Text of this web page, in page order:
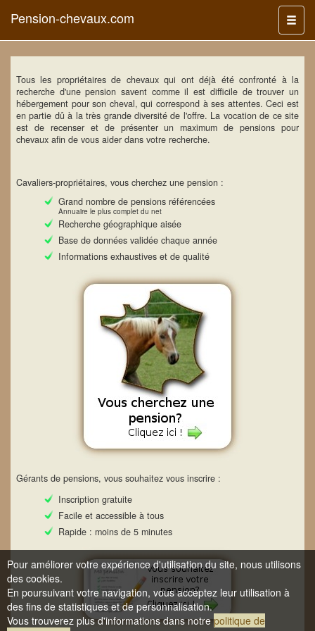
Menu
Pension-chevaux.com
Tous les propriétaires de chevaux qui ont déjà été confronté à la
recherche d'une pension savent comme il est difficile de trouver un
hébergement pour son cheval, qui correspond à ses attentes. Ceci est
en partie dû à la très grande diversité de l'offre. La vocation de ce site
est de recenser et de présenter un maximum de pensions pour
chevaux afin de vous aider dans votre recherche.
Cavaliers-propriétaires, vous cherchez une pension :
Grand nombre de pensions référencées
Annuaire le plus complet du net
Recherche géographique aisée
Base de données validée chaque année
Informations exhaustives et de qualité
Gérants de pensions, vous souhaitez vous inscrire :
Inscription gratuite
Facile et accessible à tous
Rapide : moins de 5 minutes
Pour améliorer votre expérience d'utilisation du site, nous utilisons
des cookies.
En poursuivant votre navigation, vous acceptez leur utilisation à
des fins de statistiques et de personnalisation.
Vous trouverez plus d'informations dans notrepolitique de